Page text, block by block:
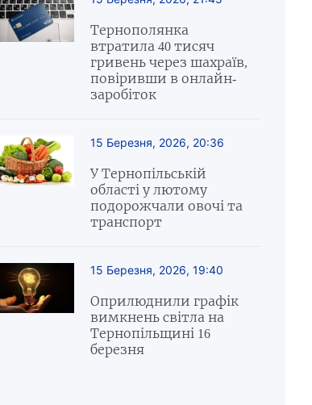
Тернополянка
втратила 40 тисяч
гривень через шахраїв,
повіривши в онлайн-
заробіток
15 Березня, 2026, 20:36
У Тернопільській
області у лютому
подорожчали овочі та
транспорт
15 Березня, 2026, 19:40
Оприлюднили графік
вимкнень світла на
Тернопільщині 16
березня